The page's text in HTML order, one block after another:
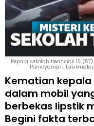
Kepala sekolah berinsiail IS
Pamoyaman,
Kematian
dalam mobil
berbekas lipstik
Begini fakta